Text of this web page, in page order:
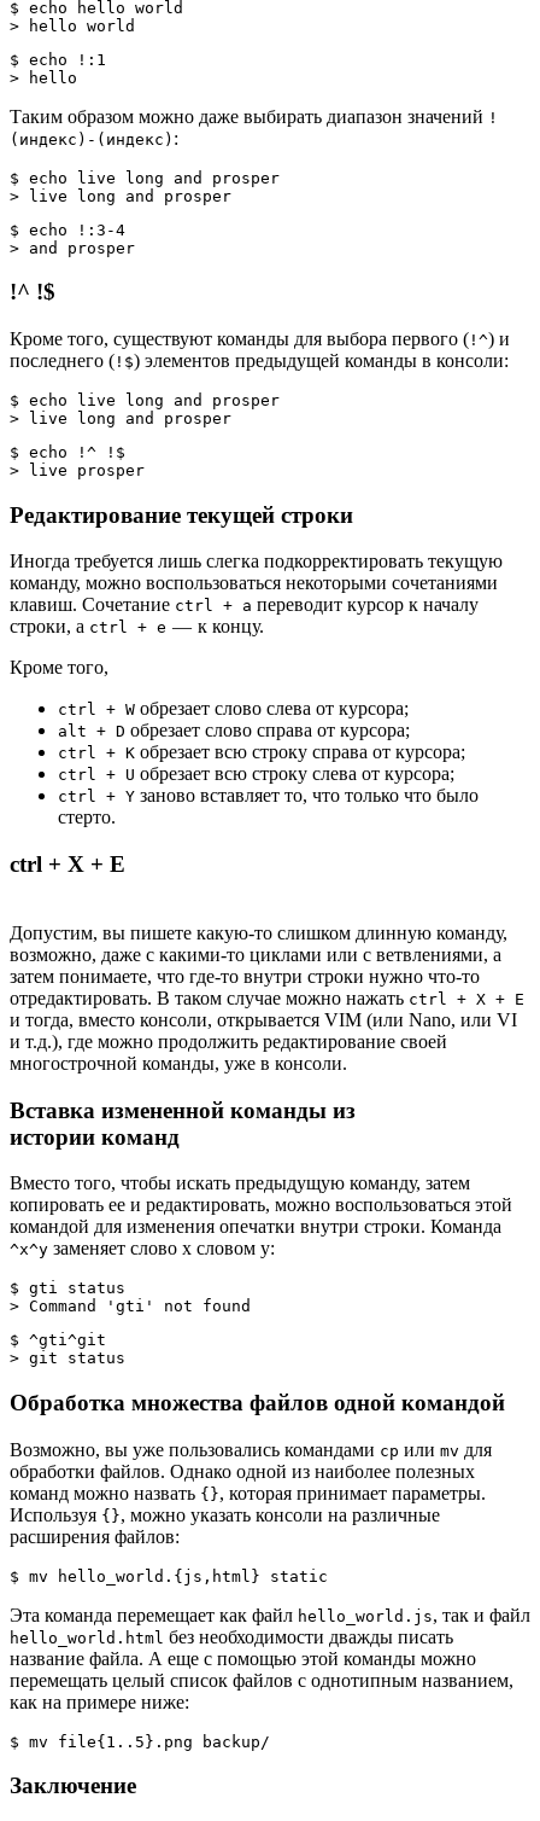
$ echo hello world
> hello world
$ echo !:1
> hello
Таким образом можно даже выбирать диапазон значений !
(индекс)-(индекс) :
$ echo live long and prosper
> live long and prosper
$ echo !:3-4
> and prosper
!^ !$
Кроме того, существуют команды для выбора первого ( !^) и
последнего ( !$) элементов предыдущей команды в консоли:
$ echo live long and prosper
> live long and prosper
$ echo !^ !$
> live prosper
Редактирование текущей строки
Иногда требуется лишь слегка подкорректировать текущую
команду, можно воспользоваться некоторыми сочетаниями
клавиш. Сочетание ctrl + a переводит курсор к началу
строки, а ctrl + e — к концу.
Кроме того,
ctrl + W обрезает слово слева от курсора;
alt + D обрезает слово справа от курсора;
ctrl + K обрезает всю строку справа от курсора;
ctrl + U обрезает всю строку слева от курсора;
ctrl + Y заново вставляет то, что только что было
стерто.
ctrl + X + E
Допустим, вы пишете какую-то слишком длинную команду,
возможно, даже с какими-то циклами или с ветвлениями, а
затем понимаете, что где-то внутри строки нужно что-то
отредактировать. В таком случае можно нажать ctrl + X + E
и тогда, вместо консоли, открывается VIM (или Nano, или VI
и т.д.), где можно продолжить редактирование своей
многострочной команды, уже в консоли.
Вставка измененной команды из
истории команд
Вместо того, чтобы искать предыдущую команду, затем
копировать ее и редактировать, можно воспользоваться этой
командой для изменения опечатки внутри строки. Команда
^x^y заменяет слово x словом y:
$ gti status
> Command 'gti' not found
$ ^gti^git
> git status
Обработка множества файлов одной командой
Возможно, вы уже пользовались командами cp или mv для
обработки файлов. Однако одной из наиболее полезных
команд можно назвать {}, которая принимает параметры.
Используя {}, можно указать консоли на различные
расширения файлов:
$ mv hello_world.{js,html} static
Эта команда перемещает как файл hello_world.js, так и файл
hello_world.html без необходимости дважды писать
название файла. А еще с помощью этой команды можно
перемещать целый список файлов с однотипным названием,
как на примере ниже:
$ mv file{1..5}.png backup/
Заключение